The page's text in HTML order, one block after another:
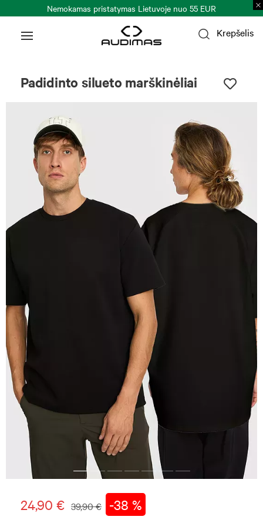
Nemokamas pristatymas Lietuvoje nuo 55 EUR
Krepšelis
Padidinto silueto marškinėliai
24,90 € 39,90 € -38 %